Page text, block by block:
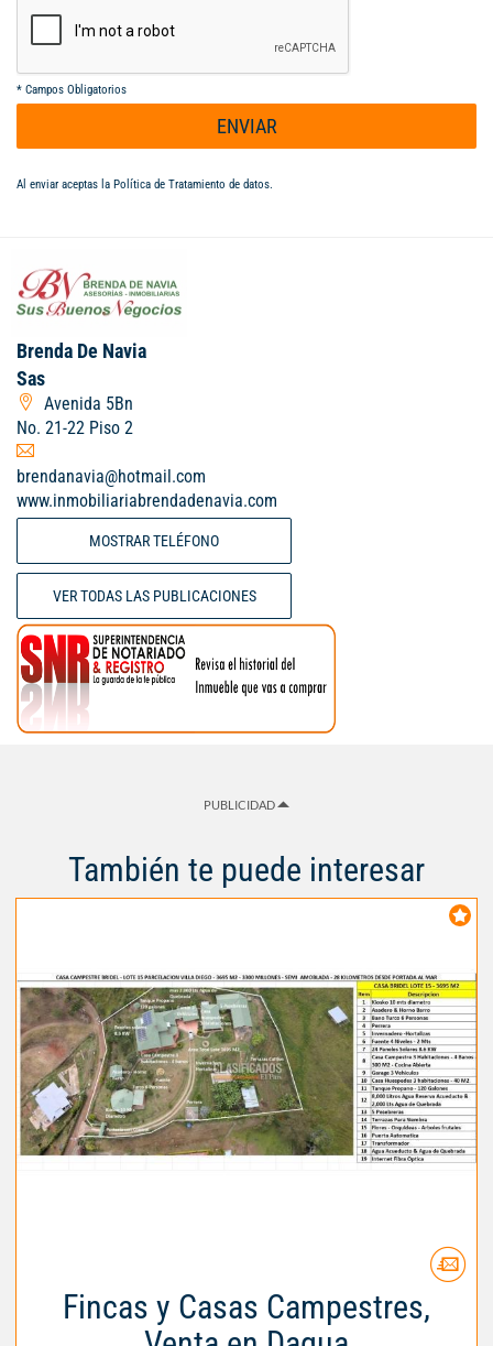
* Campos Obligatorios
ENVIAR
Al enviar aceptas la Política de Tratamiento de datos.
Brenda De Navia
Sas
Avenida 5Bn
No. 21-22 Piso 2
brendanavia@hotmail.com
www.inmobiliariabrendadenavia.com
MOSTRAR TELÉFONO
VER TODAS LAS PUBLICACIONES
PUBLICIDAD
También te puede interesar
Fincas y Casas Campestres,